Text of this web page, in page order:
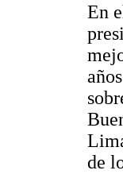
En
de